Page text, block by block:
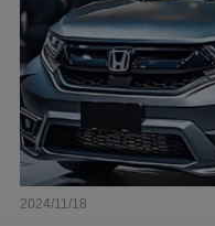
2024/11/18